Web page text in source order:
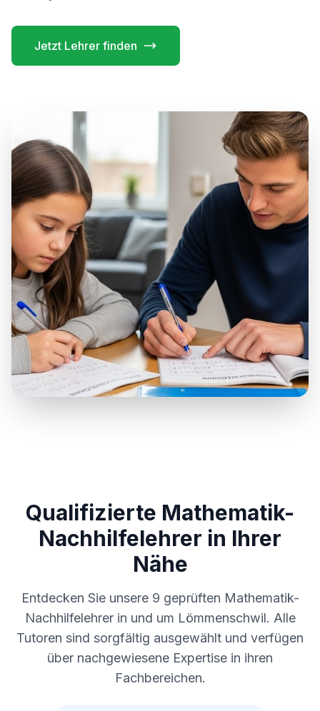
Jetzt Lehrer finden
Qualifizierte Mathematik-
Nachhilfelehrer in Ihrer
Nähe
Entdecken Sie unsere 9 geprüften Mathematik-
Nachhilfelehrer in und um Lömmenschwil. Alle
Tutoren sind sorgfältig ausgewählt und verfügen
über nachgewiesene Expertise in ihren
Fachbereichen.